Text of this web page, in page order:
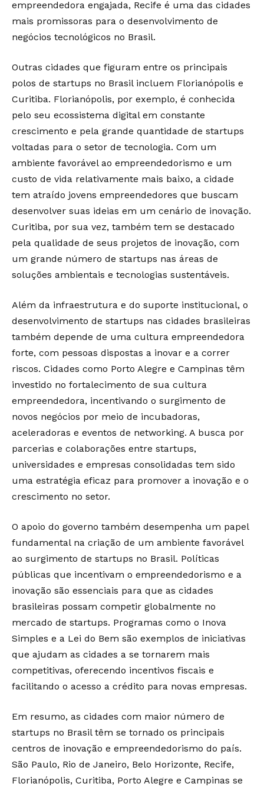
empreendedora engajada, Recife é uma das cidades
mais promissoras para o desenvolvimento de
negócios tecnológicos no Brasil.
Outras cidades que figuram entre os principais
polos de startups no Brasil incluem Florianópolis e
Curitiba. Florianópolis, por exemplo, é conhecida
pelo seu ecossistema digital em constante
crescimento e pela grande quantidade de startups
voltadas para o setor de tecnologia. Com um
ambiente favorável ao empreendedorismo e um
custo de vida relativamente mais baixo, a cidade
tem atraído jovens empreendedores que buscam
desenvolver suas ideias em um cenário de inovação.
Curitiba, por sua vez, também tem se destacado
pela qualidade de seus projetos de inovação, com
um grande número de startups nas áreas de
soluções ambientais e tecnologias sustentáveis.
Além da infraestrutura e do suporte institucional, o
desenvolvimento de startups nas cidades brasileiras
também depende de uma cultura empreendedora
forte, com pessoas dispostas a inovar e a correr
riscos. Cidades como Porto Alegre e Campinas têm
investido no fortalecimento de sua cultura
empreendedora, incentivando o surgimento de
novos negócios por meio de incubadoras,
aceleradoras e eventos de networking. A busca por
parcerias e colaborações entre startups,
universidades e empresas consolidadas tem sido
uma estratégia eficaz para promover a inovação e o
crescimento no setor.
O apoio do governo também desempenha um papel
fundamental na criação de um ambiente favorável
ao surgimento de startups no Brasil. Políticas
públicas que incentivam o empreendedorismo e a
inovação são essenciais para que as cidades
brasileiras possam competir globalmente no
mercado de startups. Programas como o Inova
Simples e a Lei do Bem são exemplos de iniciativas
que ajudam as cidades a se tornarem mais
competitivas, oferecendo incentivos fiscais e
facilitando o acesso a crédito para novas empresas.
Em resumo, as cidades com maior número de
startups no Brasil têm se tornado os principais
centros de inovação e empreendedorismo do país.
São Paulo, Rio de Janeiro, Belo Horizonte, Recife,
Florianópolis, Curitiba, Porto Alegre e Campinas se